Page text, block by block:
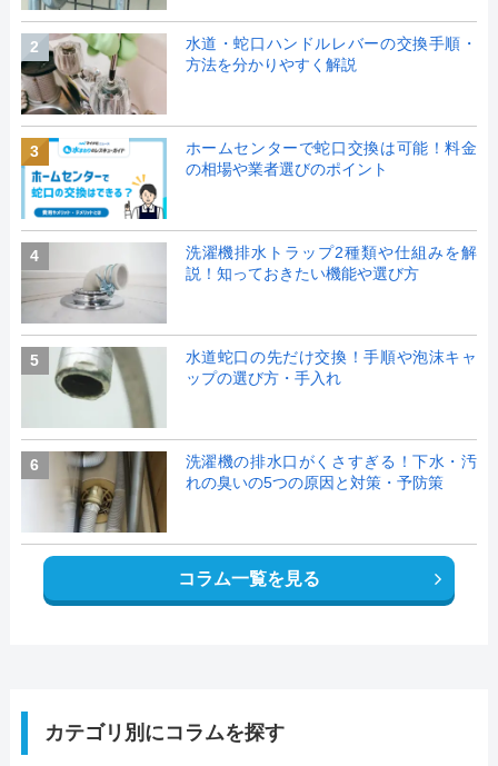
2
水道・蛇口ハンドルレバーの交換手順・
方法を分かりやすく解説
3
ホームセンターで蛇口交換は可能！料金
の相場や業者選びのポイント
4
洗濯機排水トラップ2種類や仕組みを解
説！知っておきたい機能や選び方
5
水道蛇口の先だけ交換！手順や泡沫キャ
ップの選び方・手入れ
6
洗濯機の排水口がくさすぎる！下水・汚
れの臭いの5つの原因と対策・予防策
コラム一覧を見る
カテゴリ別にコラムを探す